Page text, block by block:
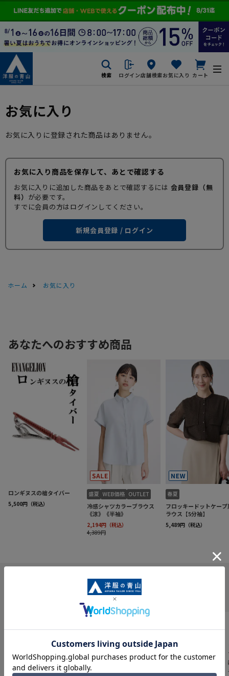
検索 ログイン店舗検索お気に入り カート
お気に入り
お気に入りに登録された商品はありません。
お気に入り商品を保存して、あとで確認する
お気に入りに追加した商品をあとで確認するには 会員登録（無
料） が必要です。
すでに会員の方はログインしてください。
新規会員登録 / ログイン
ホーム お気に入り
INFORMATION